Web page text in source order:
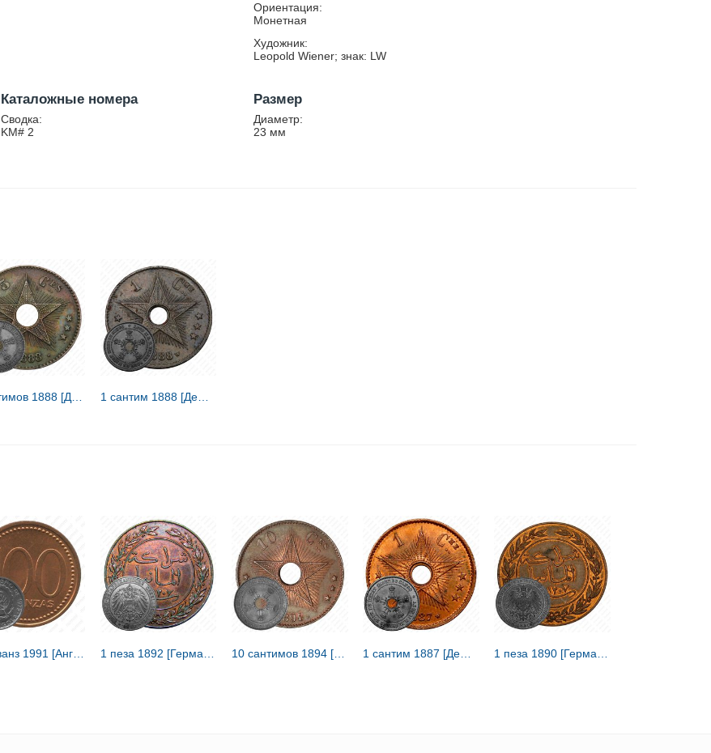
Ориентация:
Монетная
Художник:
Leopold Wiener; знак: LW
Каталожные номера
Сводка:
KM# 2
Размер
Диаметр:
23 мм
1 сантим 1888 [Демократическая Республика Конго / Свободное государство Конго]
10 сантимов 1894 [Демократическая Республика Конго / Свободное государство Конго]